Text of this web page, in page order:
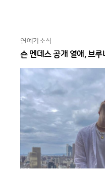
연예가소식
숀 멘데스 공개 열애, 브루